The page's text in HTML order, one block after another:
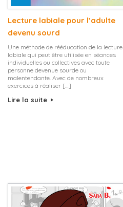
Lecture labiale pour l’adulte
devenu sourd
Une méthode de rééducation de la lecture
labiale qui peut être utilisée en séances
individuelles ou collectives avec toute
personne devenue sourde ou
malentendante. Avec de nombreux
exercices à réaliser […]
Lire la suite